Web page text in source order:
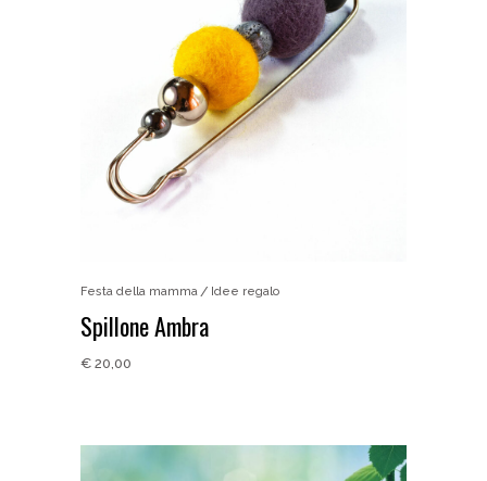
Festa della mamma Idee regalo
Spillone Ambra
€ 20,00